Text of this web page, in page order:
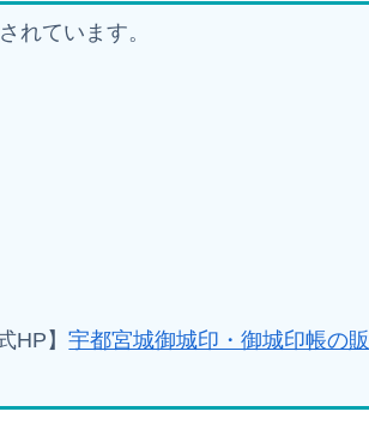
れています。
HP】宇都宮城御城印・御城印帳の販